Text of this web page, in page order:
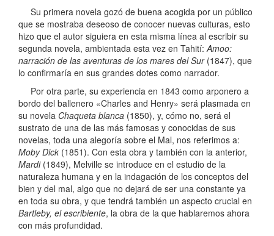
Su primera novela gozó de buena acogida por un público
que se mostraba deseoso de conocer nuevas culturas, esto
hizo que el autor siguiera en esta misma línea al escribir su
segunda novela, ambientada esta vez en Tahití: Amoo:
narración de las aventuras de los mares del Sur(1847), que
lo confirmaría en sus grandes dotes como narrador.
Por otra parte, su experiencia en 1843 como arponero a
bordo del ballenero «Charles and Henry» será plasmada en
su novela Chaqueta blanca (1850), y, cómo no, será el
sustrato de una de las más famosas y conocidas de sus
novelas, toda una alegoría sobre el Mal, nos referimos a:
Moby Dick (1851). Con esta obra y también con la anterior,
Mardi(1849), Melville se introduce en el estudio de la
naturaleza humana y en la indagación de los conceptos del
bien y del mal, algo que no dejará de ser una constante ya
en toda su obra, y que tendrá también un aspecto crucial en
Bartleby, el escribiente, la obra de la que hablaremos ahora
con más profundidad.